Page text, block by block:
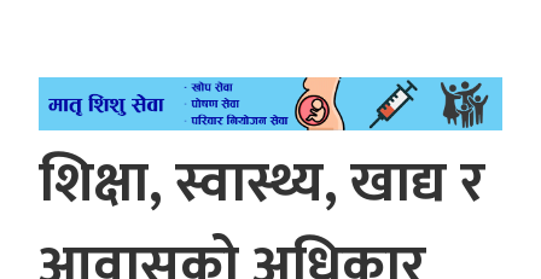
शिक्षा, स्वास्थ्य, खाद्य र